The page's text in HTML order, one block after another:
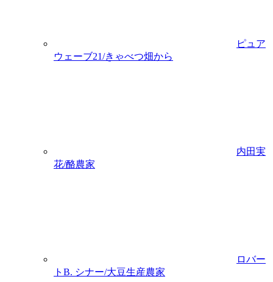
ピュア
ウェーブ21/きゃべつ畑から
内田実
花/酪農家
ロバー
トB. シナー/大豆生産農家